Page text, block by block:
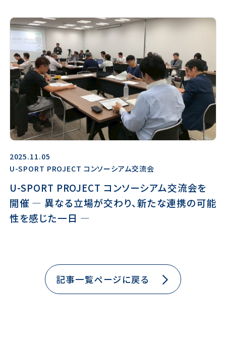
2025.11.05
U-SPORT PROJECT コンソーシアム交流会
U-SPORT PROJECT コンソーシアム交流会を
開催 ― 異なる立場が交わり、新たな連携の可能
性を感じた一日 ―
記事一覧ページに戻る